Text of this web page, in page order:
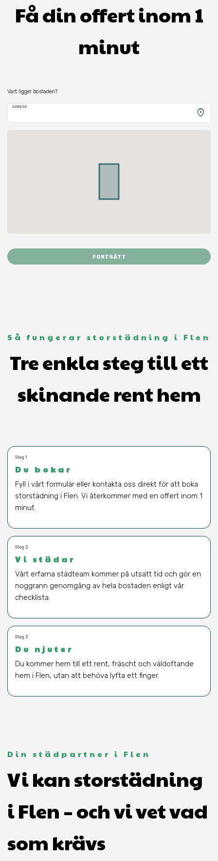
Få din offert inom 1
minut
Vart ligger bostaden?
ADRESS
location_on
FORTSÄTT
Så fungerar storstädning i Flen
Tre enkla steg till ett
skinande rent hem
Steg 1
Du bokar
Fyll i vårt formulär eller kontakta oss direkt för att boka
storstädning i Flen. Vi återkommer med en offert inom 1
minut.
Steg 2
Vi städar
Vårt erfarna städteam kommer på utsatt tid och gör en
noggrann genomgång av hela bostaden enligt vår
checklista.
Steg 3
Du njuter
Du kommer hem till ett rent, fräscht och väldoftande
hem i Flen, utan att behöva lyfta ett finger.
Din städpartner i Flen
Vi kan storstädning
i Flen – och vi vet vad
som krävs